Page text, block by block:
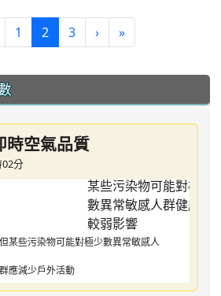
1 2(current)
3 › »
時空氣品質
分
某些污染物可能對極少數異常敏感人
應減少戶外活動